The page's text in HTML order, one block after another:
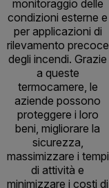
monitoraggio delle
condizioni esterne e
per applicazioni di
rilevamento precoce
degli incendi. Grazie
a queste
termocamere, le
aziende possono
proteggere i loro
beni, migliorare la
sicurezza,
massimizzare i tempi
di attività e
minimizzare i costi di